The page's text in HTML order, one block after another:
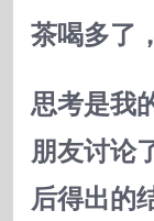
茶喝多了
思考是我
朋友讨论
后得出的